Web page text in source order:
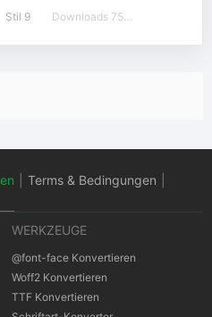
Stil 9 Downloads 7530
Terms & Bedingungen
| Urheberrechte
WERKZEUGE
@font-face Konvertieren
Woff2 Konvertieren
TTF Konvertieren